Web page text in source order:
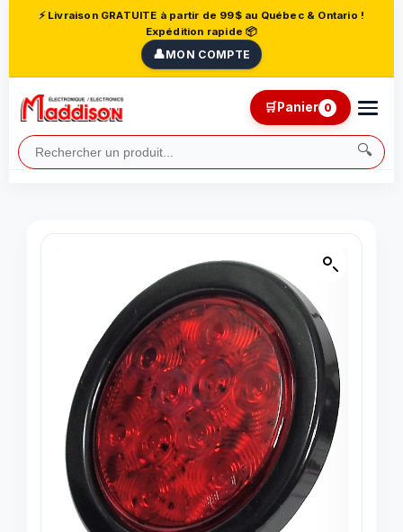
⚡ Livraison GRATUITE à partir de 99$ au Québec & Ontario !
Expédition rapide 📦
👤MON COMPTE
🔍
🛒Panier 0